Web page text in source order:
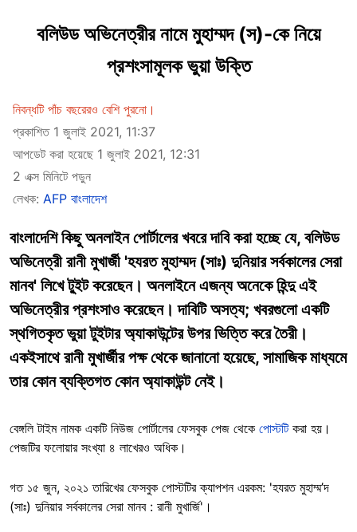
বলিউড অভিনেত্রীর নামে মুহাম্মদ (স)-কে নিয়ে
প্রশংসামূলক ভুয়া উক্তি
নিবন্ধটি পাঁচ বছরেরও বেশি পুরনো।
প্রকাশিত 1 জুলাই 2021, 11:37
আপডেট করা হয়েছে 1 জুলাই 2021, 12:31
2 এক্স মিনিটে পড়ুন
লেখক: AFP বাংলাদেশ
বাংলাদেশি কিছু অনলাইন পোর্টালের খবরে দাবি করা হচ্ছে যে, বলিউড
অভিনেত্রী রানী মুখার্জী 'হযরত মুহাম্মদ (সাঃ) দুনিয়ার সর্বকালের সেরা
মানব' লিখে টু্ইট করেছেন। অনলাইনে এজন্য অনেকে হিন্দু এই
অভিনেত্রীর প্রশংসাও করেছেন। দাবিটি অসত্য; খবরগুলো একটি
স্থগিতকৃত ভুয়া টুইটার অ্যাকাউন্টের উপর ভিত্তি করে তৈরী।
একইসাথে রানী মুখার্জীর পক্ষ থেকে জানানো হয়েছে, সামাজিক মাধ্যমে
তার কোন ব্যক্তিগত কোন অ্যাকাউন্ট নেই।
বেঙ্গলি টাইম নামক একটি নিউজ পোর্টালের ফেসবুক পেজ থেকে পোস্টটিকরা হয়।
পেজটির ফলোয়ার সংখ্যা ৪ লাখেরও অধিক।
গত ১৫ জুন, ২০২১ তারিখের ফেসবুক পোস্টটির ক্যাপশন এরকম: 'হযরত মুহাম্ম’দ
(সাঃ) দুনিয়ার সর্বকালের সেরা মানব : রানী মুখার্জি'।